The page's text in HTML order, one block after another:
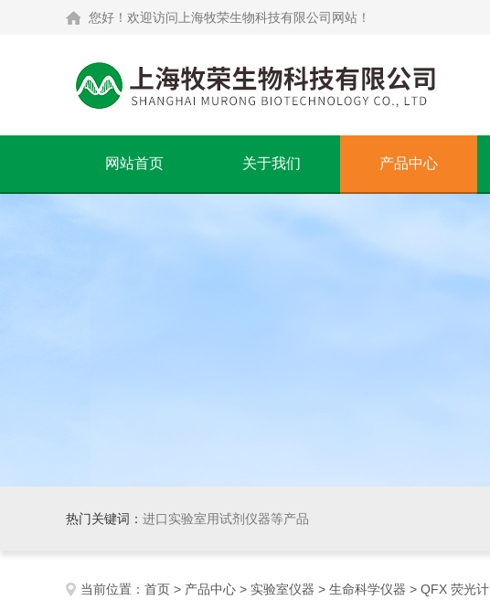
您好！欢迎访问上海牧荣生物科技有限公司网站！
网站首页 关于我们 产品中心
热门关键词： 进口实验室用试剂仪器等产品
当前位置： 首页 > 产品中心 > 实验室仪器 > 生命科学仪器 > QFX 荧光计